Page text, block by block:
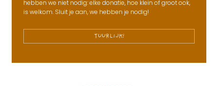
hebben we niet nodig: elke donatie, hoe klein of groot ook,
is welkom. Sluit je aan, we hebben je nodig!
TUURLIJK!